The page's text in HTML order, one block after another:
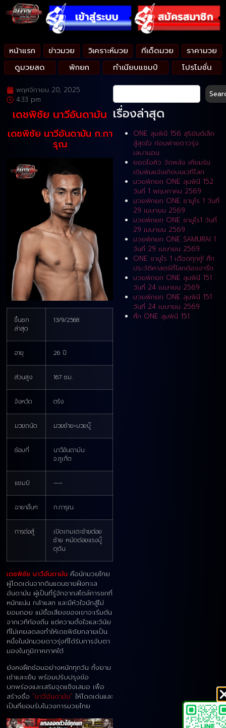
หน้าแรก ข่าวมวย วิเคราะห์มวย ทีเด็ดมวย
ราคามวย
ดูมวยสด
พักยก ทำเนียบแชมป์ โปรโมชั่น
พฤศจิกายน 20, 2025
4:33 pm
เดชพิชัย นาวีอันดามัน
เดชพิชัย นาวีอันดามัน ก.กา
รุณ
ขึ้นชก
ล่าสุด
13/9/2568
อายุ 26 ปี
ส่วนสูง 167 ซม.
จังหวัด ตรัง
มวยถนัด มวยซ้าย+มวยบู๊
ซ้อมที่
นาวีอันดามัน
จ.ภูเก็ต
แชมป์ ——
ฉายาอื่นๆ ก.การุณ
การต่อสู้
เปิดเกมเตะซ้ายต่อย
ซ้าย หมัดต่อยแรงบู๊
ดุดัน
เดชพิชัย นาวีอันดามัน คือนักมวยไทย
ผู้โดดเด่นจากดินแดนชายฝั่งทะเล
อันดามัน ผู้เป็นที่รู้จักจากสไตล์การชกที่
หนักแน่น กล้าแลก และมีหัวใจนักสู้ไม่
ยอมถอย แม้ชื่อเสียงของเขาจะเริ่มต้น
จากเวทีท้องถิ่น แต่ความตั้งใจและวินัย
ที่ไม่เคยลดลงทำให้เดชพิชัยกลายเป็น
หนึ่งในนักมวยดาวรุ่งที่ได้รับการจับตา
มองในภูมิภาคภาคใต้
ยังคงฝึกซ้อมอย่างหนักทุกวัน ทั้งยาม
เช้าและเย็น พร้อมปรับปรุงข้อ
บกพร่องและเสริมจุดแข็งเสมอ เพื่อ
สร้างชื่อ “นาวีอันดามัน” ให้โดดเด่นและ
เป็นที่ยอมรับในวงการมวยไทย
เรื่องล่าสุด
ONE ลุมพินี 156 สุริยันต์เล็ก
สู้สุดใจ ก่อนพ่ายดาวรุ่ง
เลบานอน
ยอดไอคิว วัดพลัง เคียมรัน
เดิมพันแจ้งเกิดบนเวทีโลก
มวยพักยก ONE ลุมพินี 152
วันที่ 1 พฤษภาคม 2569
มวยพักยก ONE ซามูไร 1 วันที่
29 เมษายน 2569
มวยพักยก ONE ซามูไร1 วันที่
29 เมษายน 2569
มวยพักยก ONE SAMURAI 1
วันที่ 29 เมษายน 2569
ONE ซามูไร 1 เดือดทุกคู่! ศึก
ประวัติศาสตร์ที่โลกต้องจารึก
มวยพักยก ONE ลุมพินี 151
วันที่ 24 เมษายน 2569
มวยพักยก ONE ลุมพินี 151
วันที่ 24 เมษายน 2569
ศึก ONE ลุมพินี 151